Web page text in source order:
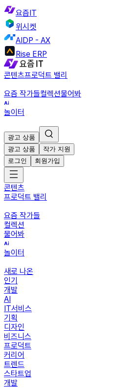
요즘IT
위시켓
AIDP - AX
Rise ERP
콘텐츠프로덕트 밸리
요즘 작가들컬렉션물어봐
놀이터
광고 상품
광고 상품
작가 지원
로그인
회원가입
콘텐츠
프로덕트 밸리
요즘 작가들
컬렉션
물어봐
놀이터
새로 나온
인기
개발
AI
IT서비스
기획
디자인
비즈니스
프로덕트
커리어
트렌드
스타트업
개발